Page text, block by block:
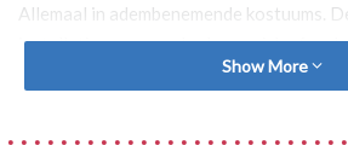
Allemaal in adembenemende kostuums.
installaties waarop de shows zich
ver boven het water van de Prinsentuin
Show More